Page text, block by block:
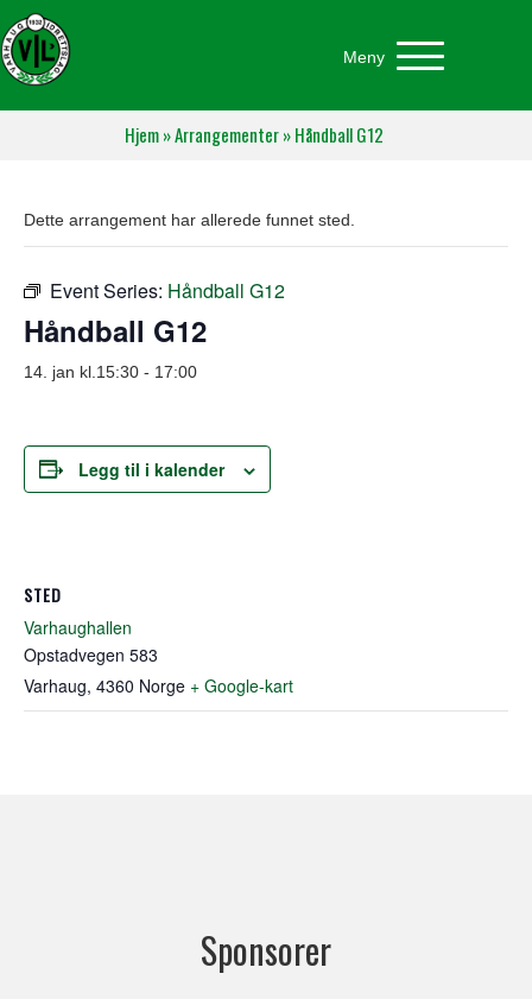
Meny
Hjem»Arrangementer»Håndball G12
Dette arrangement har allerede funnet sted.
Event Series: Håndball G12
Håndball G12
14. jan kl.15:30 - 17:00
Legg til i kalender
STED
Varhaughallen
Opstadvegen 583
Varhaug, 4360 Norge + Google-kart
Sponsorer